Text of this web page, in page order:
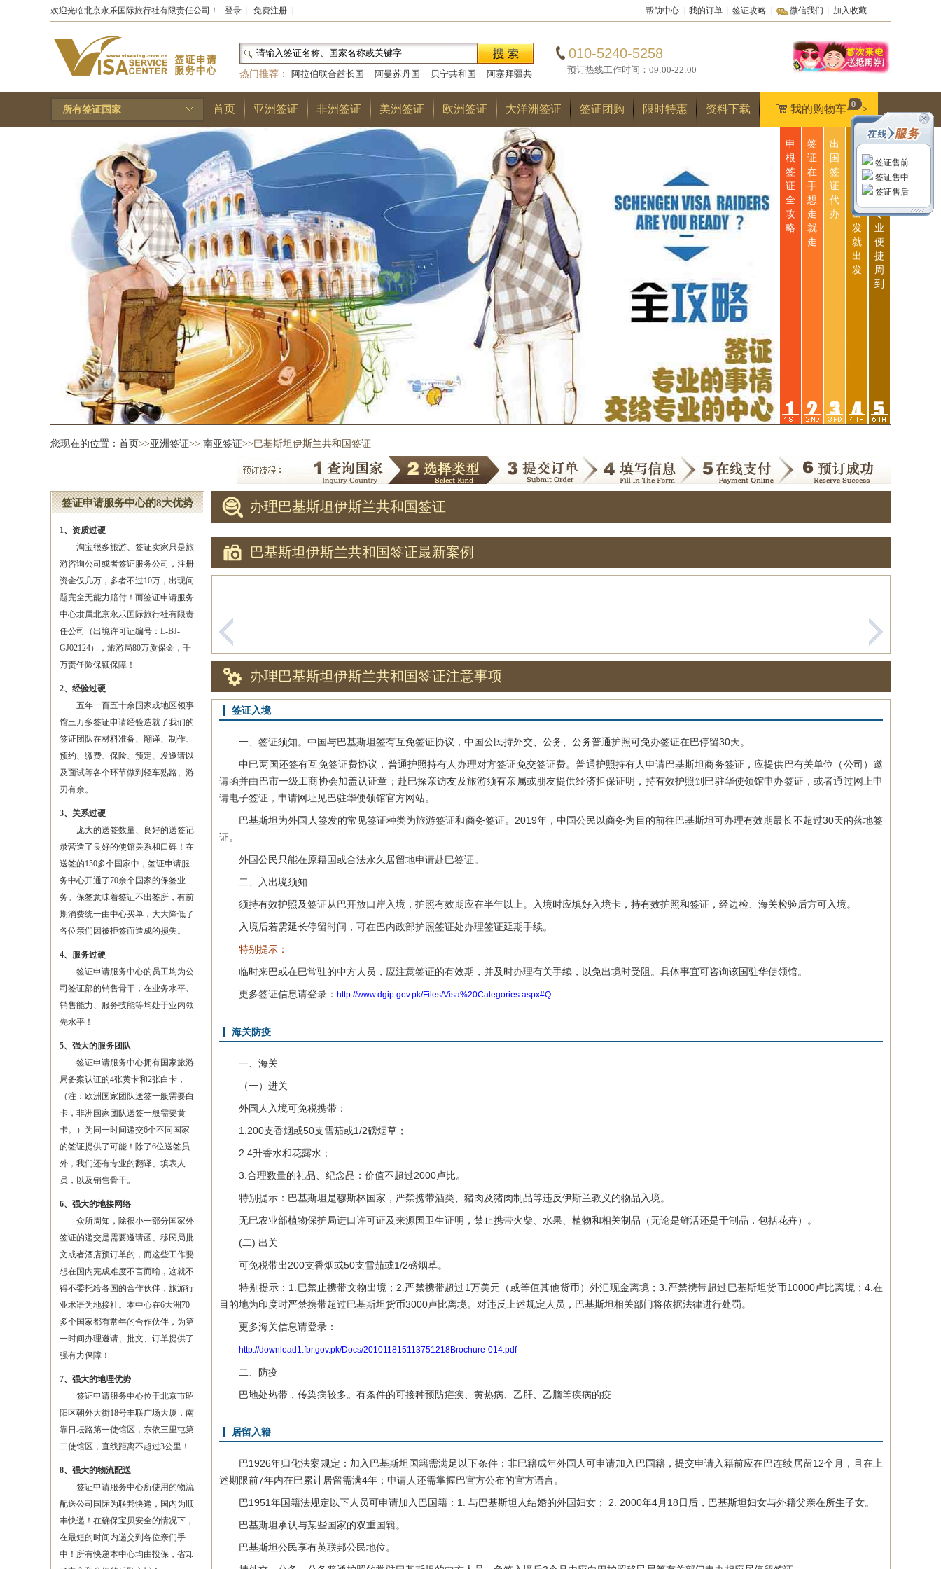
欢迎光临北京永乐国际旅行社有限责任公司！ 登录 免费注册 帮助中心 我的订单 签证攻略 微信我们 加入收藏
热门推荐： 阿拉伯联合酋长国 阿曼苏丹国 贝宁共和国
阿塞拜疆共
和国|布基纳法索|巴勒斯坦国|阿尔巴尼亚共和国|多哥共和国|巴
林王国|安道尔公国|
010-5240-5258
预订热线工作时间：09:00-22:00
所有签证国家 首页 亚洲签证 非洲签证 美洲签证 欧洲签证 大洋洲签证 签证团购 限时特惠 资料下载 我的购物车 >
0
申
根
签
证
全
攻
略
签
证
在
手
想
走
就
走
出
国
签
证
代
办
无
说
出
发
就
出
发
一
站
式
服
专
业
便
捷
周
到
您现在的位置： 首页>>亚洲签证>> 南亚签证>>巴基斯坦伊斯兰共和国签证
签证申请服务中心的8大优势
1、资质过硬
淘宝很多旅游、签证卖家只是旅
游咨询公司或者签证服务公司，注册
资金仅几万，多者不过10万，出现问
题完全无能力赔付！而签证申请服务
中心隶属北京永乐国际旅行社有限责
任公司（出境许可证编号：L-BJ-
GJ02124），旅游局80万质保金，千
万责任险保额保障！
2、经验过硬
五年一百五十余国家或地区领事
馆三万多签证申请经验造就了我们的
签证团队在材料准备、翻译、制作、
预约、缴费、保险、预定、发邀请以
及面试等各个环节做到轻车熟路、游
刃有余。
3、关系过硬
庞大的送签数量、良好的送签记
录营造了良好的使馆关系和口碑！在
送签的150多个国家中，签证申请服
务中心开通了70余个国家的保签业
务。保签意味着签证不出签所，有前
期消费统一由中心买单，大大降低了
各位亲们因被拒签而造成的损失。
4、服务过硬
签证申请服务中心的员工均为公
司签证部的销售骨干，在业务水平、
销售能力、服务技能等均处于业内领
先水平！
5、强大的服务团队
签证申请服务中心拥有国家旅游
局备案认证的4张黄卡和2张白卡，
（注：欧洲国家团队送签一般需要白
卡，非洲国家团队送签一般需要黄
卡。）为同一时间递交6个不同国家
的签证提供了可能！除了6位送签员
外，我们还有专业的翻译、填表人
员，以及销售骨干。
6、强大的地接网络
众所周知，除很小一部分国家外
签证的递交是需要邀请函、移民局批
文或者酒店预订单的，而这些工作要
想在国内完成难度不言而喻，这就不
得不委托给各国的合作伙伴，旅游行
业术语为地接社。本中心在6大洲70
多个国家都有常年的合作伙伴，为第
一时间办理邀请、批文、订单提供了
强有力保障！
7、强大的地理优势
签证申请服务中心位于北京市昭
阳区朝外大街18号丰联广场大厦，南
靠日坛路第一使馆区，东依三里屯第
二使馆区，直线距离不超过3公里！
8、强大的物流配送
签证申请服务中心所使用的物流
配送公司国际为联邦快递，国内为顺
丰快递！在确保宝贝安全的情况下，
在最短的时间内递交到各位亲们手
中！所有快递本中心均由投保，省却
办理巴基斯坦伊斯兰共和国签证
巴基斯坦伊斯兰共和国签证最新案例
办理巴基斯坦伊斯兰共和国签证注意事项
签证入境
一、签证须知。中国与巴基斯坦签有互免签证协议，中国公民持外交、公务、公务普通护照可免办签证在巴停留30天。
中巴两国还签有互免签证费协议，普通护照持有人办理对方签证免交签证费。普通护照持有人申请巴基斯坦商务签证，应提供巴有关单位（公司）邀
请函并由巴市一级工商协会加盖认证章；赴巴探亲访友及旅游须有亲属或朋友提供经济担保证明，持有效护照到巴驻华使领馆申办签证，或者通过网上申
请电子签证，申请网址见巴驻华使领馆官方网站。
巴基斯坦为外国人签发的常见签证种类为旅游签证和商务签证。2019年，中国公民以商务为目的前往巴基斯坦可办理有效期最长不超过30天的落地签
证。
外国公民只能在原籍国或合法永久居留地申请赴巴签证。
二、入出境须知
须持有效护照及签证从巴开放口岸入境，护照有效期应在半年以上。入境时应填好入境卡，持有效护照和签证，经边检、海关检验后方可入境。
入境后若需延长停留时间，可在巴内政部护照签证处办理签证延期手续。
特别提示：
临时来巴或在巴常驻的中方人员，应注意签证的有效期，并及时办理有关手续，以免出境时受阻。具体事宜可咨询该国驻华使领馆。
更多签证信息请登录： http://www.dgip.gov.pk/Files/Visa%20Categories.aspx#Q
海关防疫
一、海关
（一）进关
外国人入境可免税携带：
1.200支香烟或50支雪茄或1/2磅烟草；
2.4升香水和花露水；
3.合理数量的礼品、纪念品：价值不超过2000卢比。
特别提示：巴基斯坦是穆斯林国家，严禁携带酒类、猪肉及猪肉制品等违反伊斯兰教义的物品入境。
无巴农业部植物保护局进口许可证及来源国卫生证明，禁止携带火柴、水果、植物和相关制品（无论是鲜活还是干制品，包括花卉）。
(二) 出关
可免税带出200支香烟或50支雪茄或1/2磅烟草。
特别提示：1.巴禁止携带文物出境；2.严禁携带超过1万美元（或等值其他货币）外汇现金离境；3.严禁携带超过巴基斯坦货币10000卢比离境；4.在
目的地为印度时严禁携带超过巴基斯坦货币3000卢比离境。对违反上述规定人员，巴基斯坦相关部门将依据法律进行处罚。
更多海关信息请登录：
http://download1.fbr.gov.pk/Docs/201011815113751218Brochure-014.pdf
二、防疫
巴地处热带，传染病较多。有条件的可接种预防疟疾、黄热病、乙肝、乙脑等疾病的疫
居留入籍
巴1926年归化法案规定：加入巴基斯坦国籍需满足以下条件：非巴籍成年外国人可申请加入巴国籍，提交申请入籍前应在巴连续居留12个月，且在上
述期限前7年内在巴累计居留需满4年；申请人还需掌握巴官方公布的官方语言。
巴1951年国籍法规定以下人员可申请加入巴国籍：1. 与巴基斯坦人结婚的外国妇女； 2. 2000年4月18日后，巴基斯坦妇女与外籍父亲在所生子女。
巴基斯坦承认与某些国家的双重国籍。
巴基斯坦公民享有英联邦公民地位。
签证售前
签证售中
签证售后